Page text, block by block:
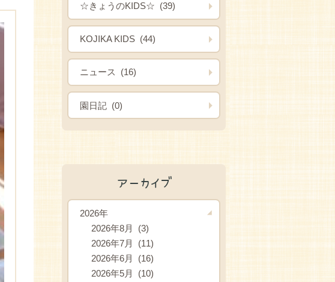
☆きょうのKIDS☆ (39)
KOJIKA KIDS (44)
ニュース (16)
園日記 (0)
アーカイブ
2026年
2026年8月 (3)
2026年7月 (11)
2026年6月 (16)
2026年5月 (10)